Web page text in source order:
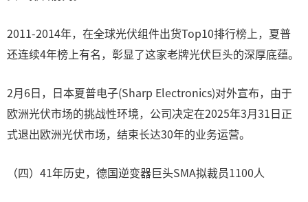
2011-2014年，在全球光伏组件出货Top10排行榜上，夏普
还连续4年榜上有名，彰显了这家老牌光伏巨头的深厚底蕴。
2月6日，日本夏普电子(Sharp Electronics)对外宣布，由于
欧洲光伏市场的挑战性环境，公司决定在2025年3月31日正
式退出欧洲光伏市场，结束长达30年的业务运营。
（四）41年历史，德国逆变器巨头SMA拟裁员1100人